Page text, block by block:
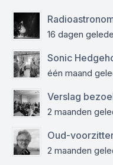
16 dagen
één maand
Verslag
2 maanden
2 maanden